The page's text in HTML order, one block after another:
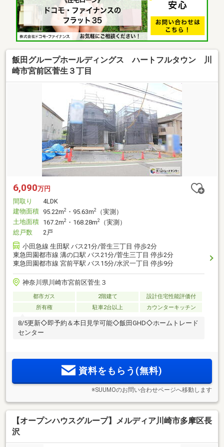
飯田グループホールディングス ハートフルタウン 川
崎市宮前区菅生３丁目
6,090万円
間取り
4LDK
建物面積 95.22m2 ・95.63m2
（実測）
土地面積 167.2m2 ・168.28m2
（実測）
総戸数
2戸
小田急線 生田駅 バス21分/菅生三丁目 停歩2分
東急田園都市線 溝の口駅 バス21分/菅生三丁目 停歩2分
東急田園都市線 宮前平駅 バス15分/水沢一丁目 停歩9分
神奈川県川崎市宮前区菅生３
都市ガス 2階建て
設計住宅性能評価付
所有権
駐車2台以上 カウンターキッチン
8/5更新◇即予約＆本日見学可能◇飯田GHD◇ホームトレード
センター
資料をもらう(無料)
※SUUMOのお問い合わせページへ移動します
【オープンハウスグループ】メルディア川崎市多摩区長
沢